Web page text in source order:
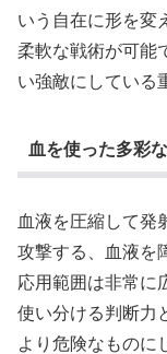
いう自在に形を変
柔軟な戦術が可能
い強敵にしている
血を使った多彩
血液を圧縮して発
攻撃する、血液を
応用範囲は非常に
使い分ける判断力
より危険なものに